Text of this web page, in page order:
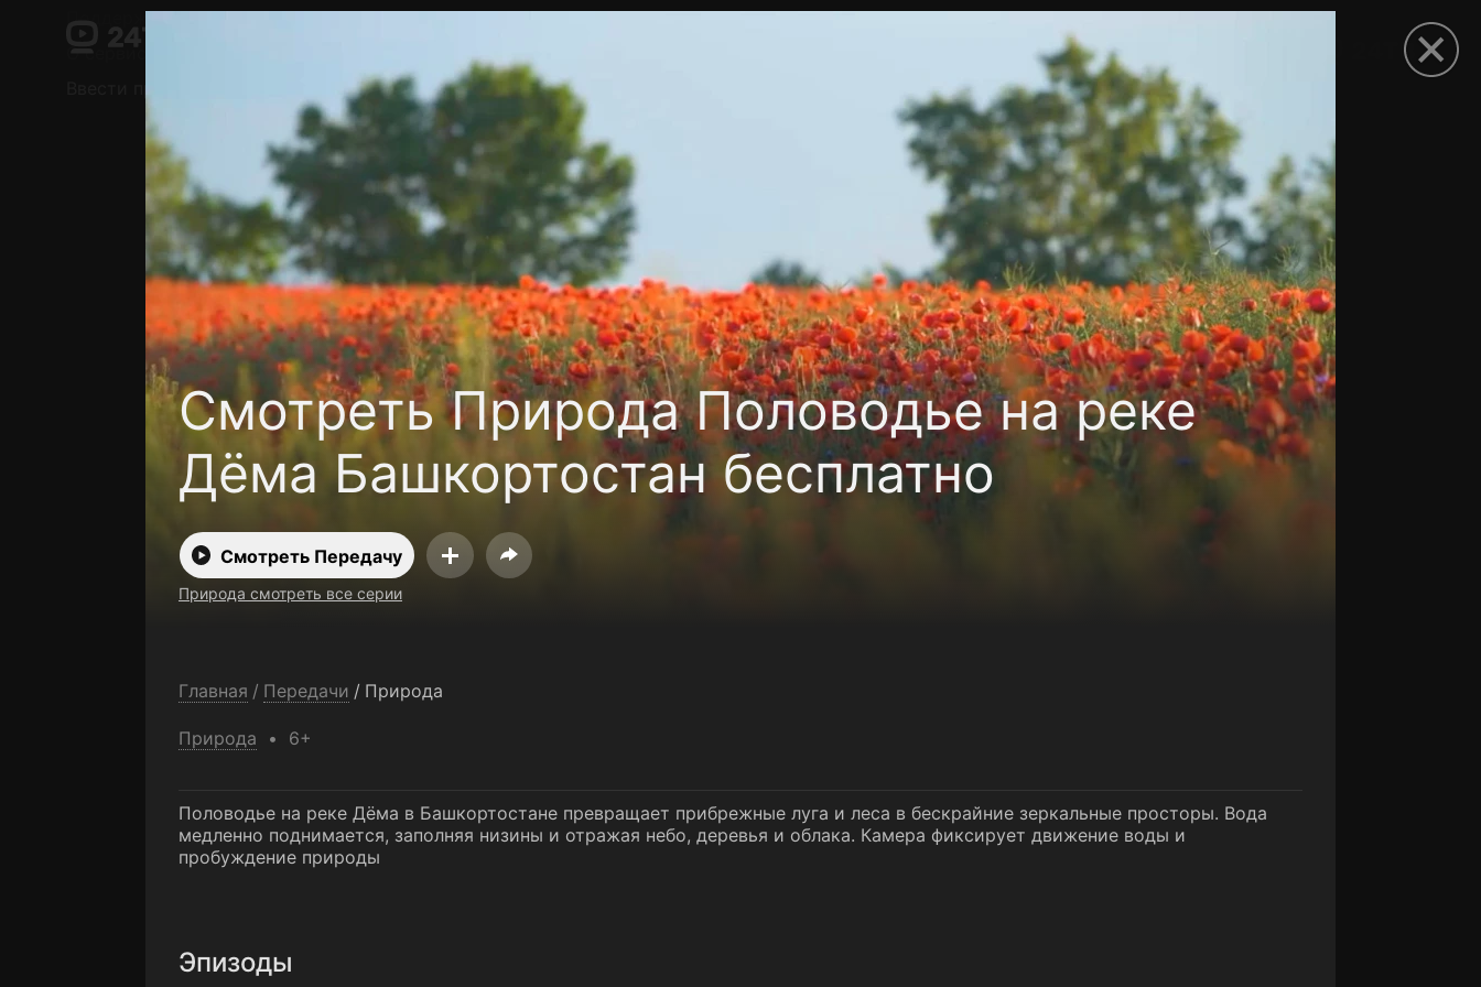
Смотреть Природа Половодье на реке
Дёма Башкортостан бесплатно
Смотреть Передачу
Природа смотреть все серии
Главная / Передачи / Природа
Природа 6+
Половодье на реке Дёма в Башкортостане превращает прибрежные луга и леса в бескрайние зеркальные просторы. Вода
медленно поднимается, заполняя низины и отражая небо, деревья и облака. Камера фиксирует движение воды и
пробуждение природы
Эпизоды
Поддержка:support@24h.tv
Открыть приложение
Установить на ТВ Бесплатные каналы